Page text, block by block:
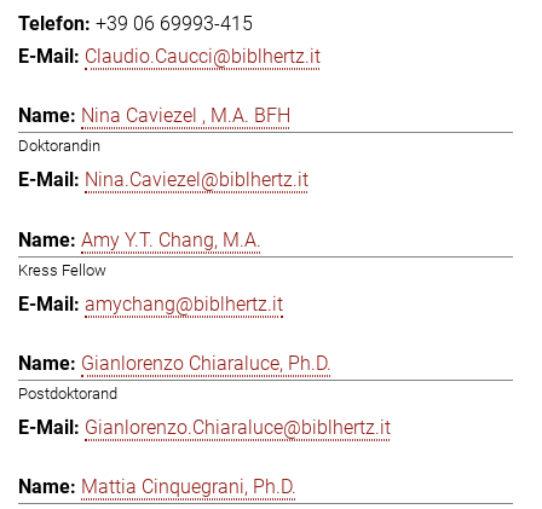
+39 06 69993-415
Claudio.Caucci@biblhertz.it
Nina Caviezel , M.A. BFH
Doktorandin
Nina.Caviezel@biblhertz.it
Amy Y.T. Chang, M.A.
Kress Fellow
amychang@biblhertz.it
Gianlorenzo Chiaraluce, Ph.D.
Postdoktorand
Gianlorenzo.Chiaraluce@biblhertz.it
Mattia Cinquegrani, Ph.D.